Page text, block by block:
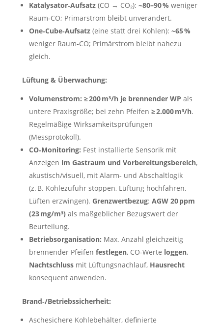
Katalysator‑Aufsatz(CO → CO₂): ~80–90 % weniger
Raum‑CO; Primärstrom bleibt unverändert.
One‑Cube‑Aufsatz(eine statt drei Kohlen): ~65 %
weniger Raum‑CO; Primärstrom bleibt nahezu
gleich.
Lüftung & Überwachung:
Volumenstrom: ≥ 200 m³/h je brennender WP als
untere Praxisgröße; bei zehn Pfeifen ≥ 2.000 m³/h.
Regelmäßige Wirksamkeitsprüfungen
(Messprotokoll).
CO‑Monitoring: Fest installierte Sensorik mit
Anzeigen im Gastraum und Vorbereitungsbereich,
akustisch/visuell, mit Alarm‑ und Abschaltlogik
(z. B. Kohlezufuhr stoppen, Lüftung hochfahren,
Lüften erzwingen). Grenzwertbezug: AGW 20 ppm
(23 mg/m³) als maßgeblicher Bezugswert der
Beurteilung.
Betriebsorganisation: Max. Anzahl gleichzeitig
brennender Pfeifen festlegen, CO‑Werte loggen,
Nachtschlussmit Lüftungsnachlauf, Hausrecht
konsequent anwenden.
Brand‑/Betriebssicherheit:
Aschesichere Kohlebehälter, definierte